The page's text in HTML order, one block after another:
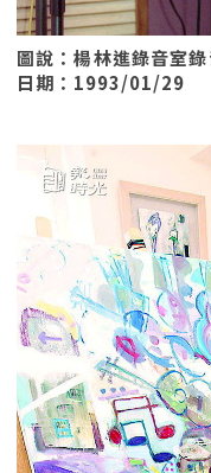
圖說：楊林進錄音室
日期：1993/01/29